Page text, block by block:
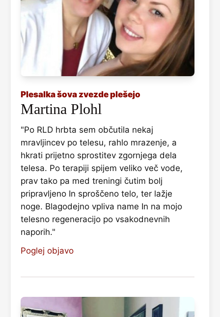
Plesalka šova zvezde plešejo
Martina Plohl
"Po RLD hrbta sem občutila nekaj
mravljincev po telesu, rahlo mrazenje, a
hkrati prijetno sprostitev zgornjega dela
telesa. Po terapiji spijem veliko več vode,
prav tako pa med treningi čutim bolj
pripravljeno In sproščeno telo, ter lažje
noge. Blagodejno vpliva name In na mojo
telesno regeneracijo po vsakodnevnih
naporih."
Poglej objavo